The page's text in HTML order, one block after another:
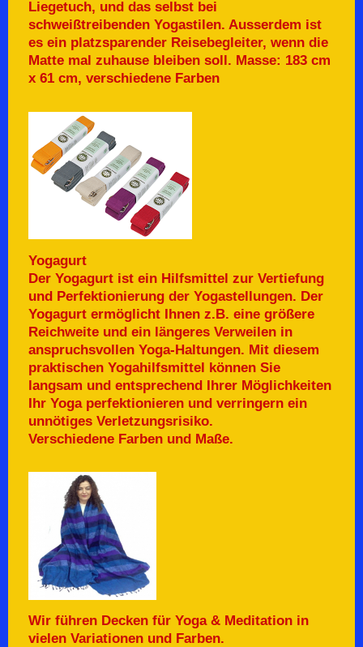
Liegetuch, und das selbst bei
schweißtreibenden Yogastilen. Ausserdem ist
es ein platzsparender Reisebegleiter, wenn die
Matte mal zuhause bleiben soll. Masse: 183 cm
x 61 cm, verschiedene Farben
Yogagurt
Der Yogagurt ist ein Hilfsmittel zur Vertiefung
und Perfektionierung der Yogastellungen. Der
Yogagurt ermöglicht Ihnen z.B. eine größere
Reichweite und ein längeres Verweilen in
anspruchsvollen Yoga-Haltungen. Mit diesem
praktischen Yogahilfsmittel können Sie
langsam und entsprechend Ihrer Möglichkeiten
Ihr Yoga perfektionieren und verringern ein
unnötiges Verletzungsrisiko.
Verschiedene Farben und Maße.
Wir führen Decken für Yoga & Meditation in
vielen Variationen und Farben.